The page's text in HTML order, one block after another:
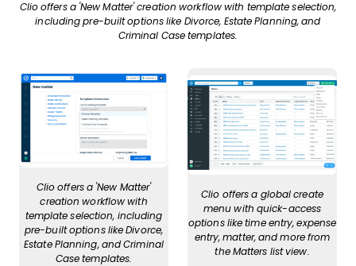
Clio offers a 'New Matter' creation workflow with template selection,
including pre-built options like Divorce, Estate Planning, and
Criminal Case templates.
Clio offers a 'New Matter'
creation workflow with
template selection, including
pre-built options like Divorce,
Estate Planning, and Criminal
Case templates.
Clio offers a global create
menu with quick-access
options like time entry, expense
entry, matter, and more from
the Matters list view.